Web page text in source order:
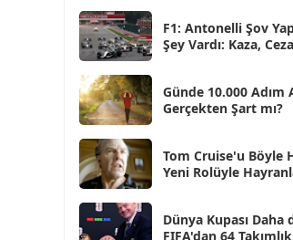
Nis 2025 [56]
Mar 2025 [50]
Şub 2025 [57]
Oca 2025
Ara 2024 [25]
Kas 2024
Eki 2024 [46]
F1: Antonelli Şov
Şey Vardı: Kaza,
Günde 10.000 Adım
Gerçekten Şart mı?
Tom Cruise'u Böyle
Yeni Rolüyle
Dünya Kupası
FIFA'dan 64